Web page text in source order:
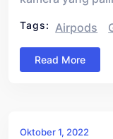
Tags: Airpods
Read More
Oktober 1, 2022